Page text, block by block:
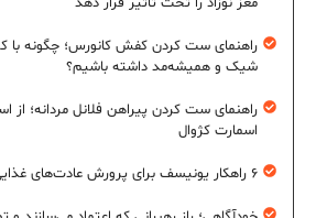
شیک و همیشه‌مد داشته باشیم؟
راهنمای ست کردن پیراهن فلانل مردانه؛ از
اسمارت کژوال
۶ راهکار یونیسف برای پرورش عادت‌های غذایی سالم در کودکان